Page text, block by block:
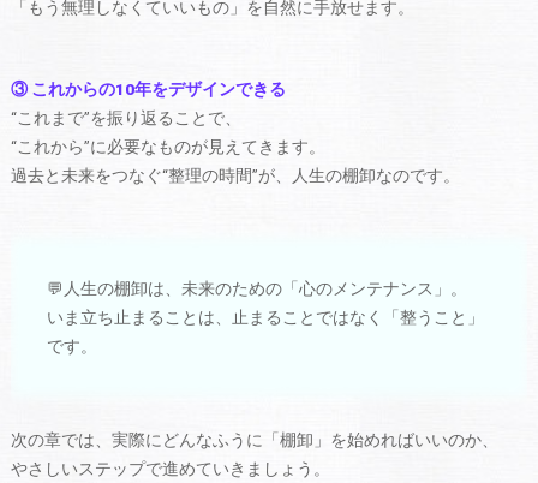
「もう無理しなくていいもの」を自然に手放せます。
③ これからの10年をデザインできる
“これまで”を振り返ることで、
“これから”に必要なものが見えてきます。
過去と未来をつなぐ“整理の時間”が、人生の棚卸なのです。
💬人生の棚卸は、未来のための「心のメンテナンス」。
いま立ち止まることは、止まることではなく「整うこと」
です。
次の章では、実際にどんなふうに「棚卸」を始めればいいのか、
やさしいステップで進めていきましょう。